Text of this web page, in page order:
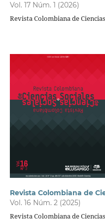
Vol. 17 Núm. 1 (2026)
Revista Colombiana de
Revista Colombiana de
Vol. 16 Núm. 2 (2025)
Revista Colombiana de